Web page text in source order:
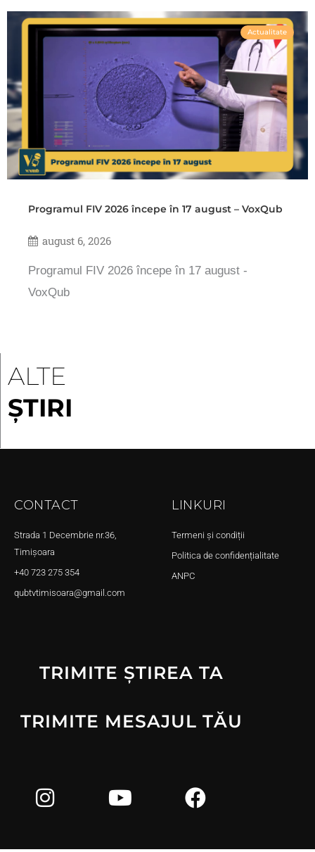
Actualitate
Programul FIV 2026 începe în 17 august – VoxQub
august 6, 2026
Programul FIV 2026 începe în 17 august -
VoxQub
ALTE
ȘTIRI
CONTACT
Strada 1 Decembrie nr.36,
Timișoara
+40 723 275 354
qubtvtimisoara@gmail.com
LINKURI
Termeni și condiții
Politica de confidențialitate
ANPC
TRIMITE ȘTIREA TA
TRIMITE MESAJUL TĂU